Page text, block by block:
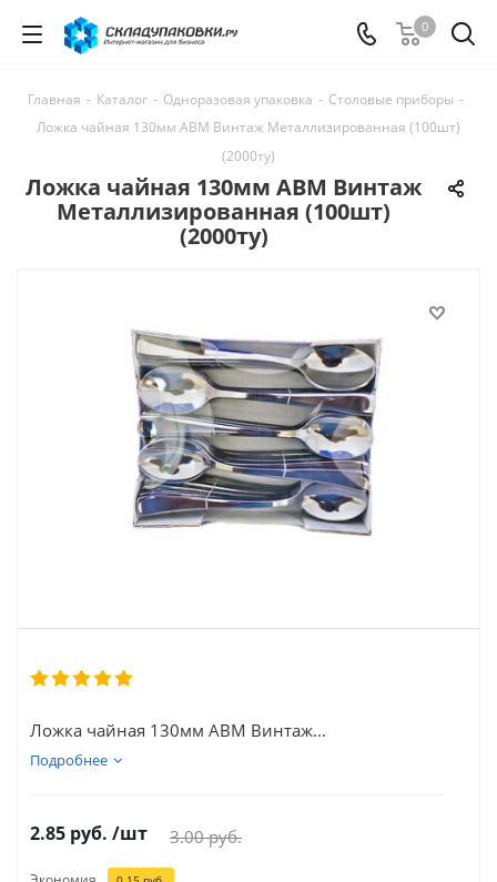
0
Главная - Каталог - Одноразовая упаковка - Столовые приборы -
Ложка чайная 130мм АВМ Винтаж Металлизированная (100шт)
(2000ту)
Ложка чайная 130мм АВМ Винтаж
Металлизированная (100шт)
(2000ту)
Ложка чайная 130мм АВМ Винтаж...
Подробнее
2.85 руб. /шт 3.00руб.